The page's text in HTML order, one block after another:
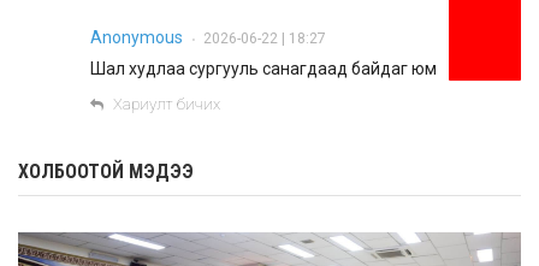
Anonymous • 2026-06-22 | 18:27
Шал худлаа сургууль санагдаад байдаг юм
Хариулт бичих
ХОЛБООТОЙ МЭДЭЭ